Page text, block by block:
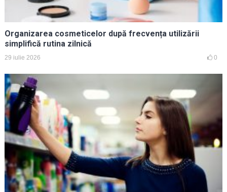
Organizarea cosmeticelor după frecvența utilizării
simplifică rutina zilnică
29 iulie 2026 0